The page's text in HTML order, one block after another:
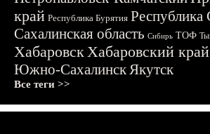
край Республика Бурятия Республика
Сахалинская область Сибирь ТОФ
ХабаровскХабаровский край
Южно-СахалинскЯкутск
Все теги >>